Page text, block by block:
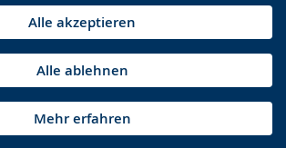
Alle akzeptieren
Alle ablehnen
Mehr erfahren